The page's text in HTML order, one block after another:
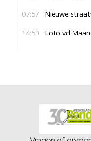
07:57 Nieuwe
14:50 Foto vd